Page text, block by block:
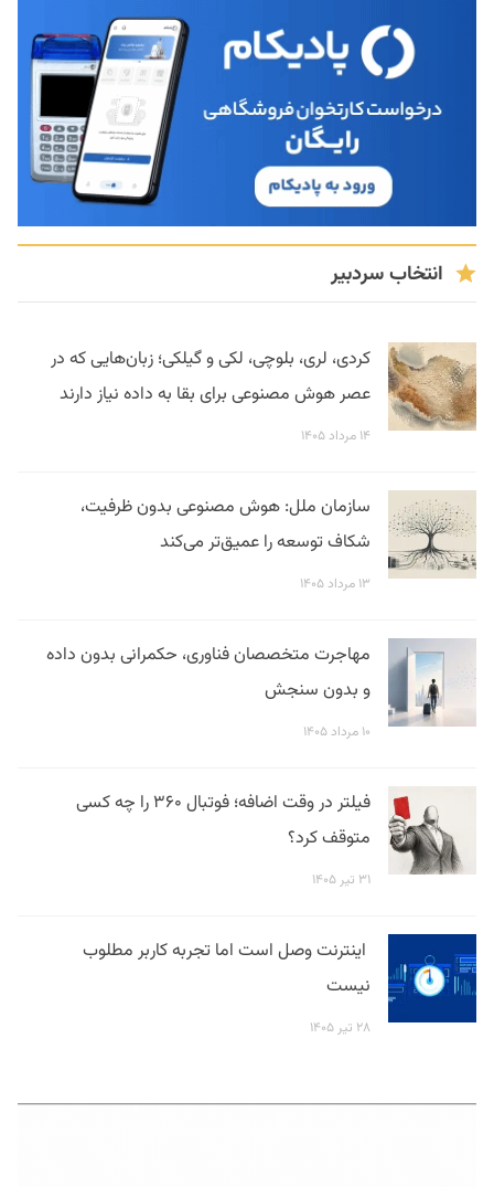
انتخاب سردبیر
کردی، لری، بلوچی، لکی و گیلکی؛ زبان‌هایی که در
عصر هوش مصنوعی برای بقا به داده نیاز دارند
۱۴ مرداد ۱۴۰۵
سازمان ملل: هوش مصنوعی بدون ظرفیت،
شکاف توسعه را عمیق‌تر می‌کند
۱۳ مرداد ۱۴۰۵
مهاجرت متخصصان فناوری، حکمرانی بدون داده
و بدون سنجش
۱۰ مرداد ۱۴۰۵
فیلتر در وقت اضافه؛ فوتبال ۳۶۰ را چه کسی
متوقف کرد؟
۳۱ تیر ۱۴۰۵
اینترنت وصل است اما تجربه کاربر مطلوب
نیست
۲۸ تیر ۱۴۰۵